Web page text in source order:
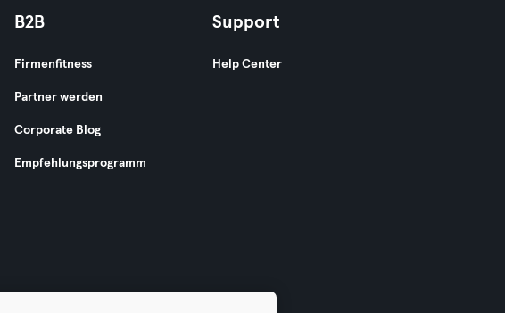
B2B
Firmenfitness
Partner werden
Corporate Blog
Empfehlungsprogramm
Support
Help Center